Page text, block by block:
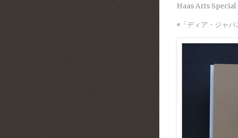
Haas Arts Special
◉「ディア・ジャパ